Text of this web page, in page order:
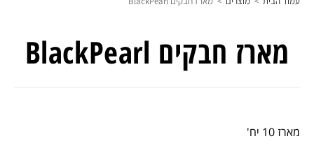
מארז חבקים BlackPearl
מארז 10 יח'